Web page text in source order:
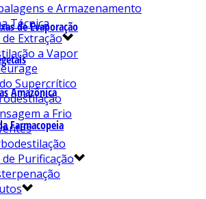
de Evaporação
Amazônica
Farmacopeia
e Armazenamento
Técnica
Extração
a Vapor
Supercrítico
a Frio
Purificação